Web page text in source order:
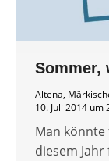
Sommer,
Altena,
10. Juli 2014 um
Man
diesem